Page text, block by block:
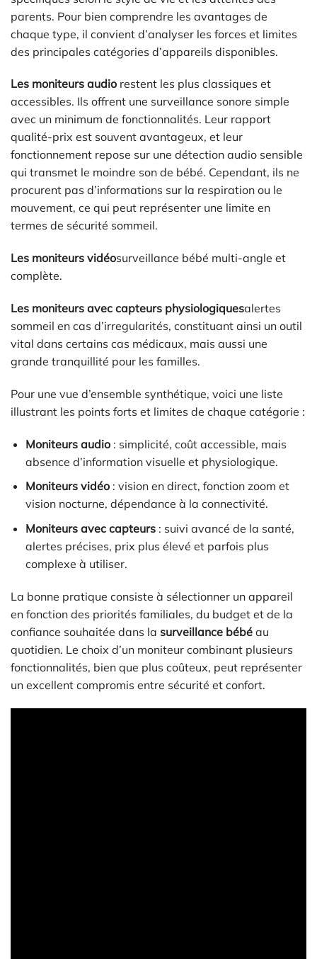
parents. Pour bien comprendre les avantages de
chaque type, il convient d’analyser les forces et limites
des principales catégories d’appareils disponibles.
Les moniteurs audio restent les plus classiques et
accessibles. Ils offrent une surveillance sonore simple
avec un minimum de fonctionnalités. Leur rapport
qualité-prix est souvent avantageux, et leur
fonctionnement repose sur une détection audio sensible
qui transmet le moindre son de bébé. Cependant, ils ne
procurent pas d’informations sur la respiration ou le
mouvement, ce qui peut représenter une limite en
termes de sécurité sommeil.
Les moniteurs vidéosurveillance bébé multi-angle et
complète.
Les moniteurs avec capteurs physiologiquesalertes
sommeil en cas d’irregularités, constituant ainsi un outil
vital dans certains cas médicaux, mais aussi une
grande tranquillité pour les familles.
Pour une vue d’ensemble synthétique, voici une liste
illustrant les points forts et limites de chaque catégorie :
Moniteurs audio: simplicité, coût accessible, mais
absence d’information visuelle et physiologique.
Moniteurs vidéo: vision en direct, fonction zoom et
vision nocturne, dépendance à la connectivité.
Moniteurs avec capteurs: suivi avancé de la santé,
alertes précises, prix plus élevé et parfois plus
complexe à utiliser.
La bonne pratique consiste à sélectionner un appareil
en fonction des priorités familiales, du budget et de la
confiance souhaitée dans la surveillance bébé au
quotidien. Le choix d’un moniteur combinant plusieurs
fonctionnalités, bien que plus coûteux, peut représenter
un excellent compromis entre sécurité et confort.